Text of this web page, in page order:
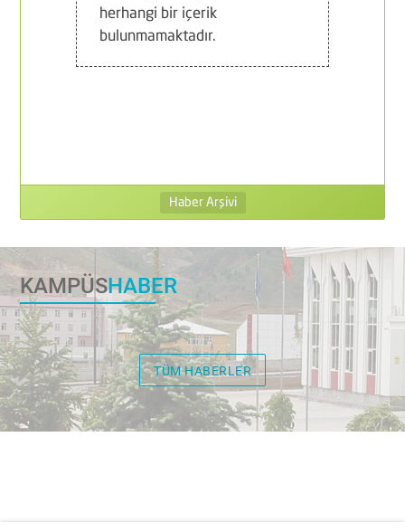
herhangi bir içerik
bulunmamaktadır.
Haber Arşivi
KAMPÜSHABER
TÜM HABERLER